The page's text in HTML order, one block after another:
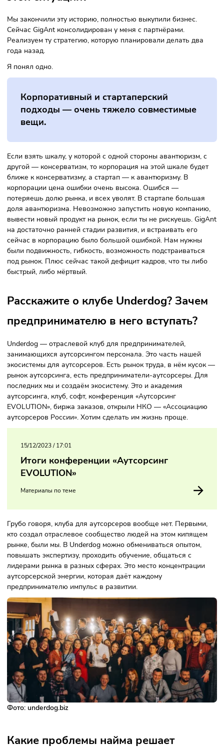
в каком-то виде сейчас?
Как развивается бизнес: ты работаешь по какой-то
искать какие-то дополнительные возможности для
масштабирования. В один момент нам показалось, что мы
хорошо поняли, как устроен рынок франшиз. Подумали,
можем помогать другим компаниям продавать
начали этим заниматься, но история не полетела.
история не пошла! Мы поняли, что нужно уходить не в
сторону коммерциализации и продаж, а в углубление
бизнеса.
Как сейчас обстоят дела по делу с
«Авито»? Что вы для себя вынесли
этой ситуации?
Мы закончили эту историю, полностью выкупили бизнес.
Реализуем ту стратегию, которую планировали делать
года назад.
Я понял одно.
Корпоративный и стартаперский
подходы — очень тяжело совместимые
вещи.
Если взять шкалу, у которой с одной стороны
ближе к консерватизму, а стартап — к авантюризму. В
корпорации цена ошибки очень высока. Ошибся —
потеряешь долю рынка, и всех уволят. В стартапе
вывести новый продукт на рынок, если ты не рискуешь.
были подвижность, гибкость, возможность
под рынок. Плюс сейчас такой дефицит кадров, что ты
быстрый, либо мёртвый.
Расскажите о клубе Underdog?
предпринимателю в него вступать?
Underdog — отраслевой клуб для предпринимателей,
занимающихся аутсорсингом персонала. Это часть нашей
экосистемы для аутсорсеров. Есть рынок труда, в нём
рынок аутсорсинга, есть предприниматели-аутсорсеры.
последних мы и создаём экосистему. Это и академия
аутсорсинга, клуб, софт, конференция «Аутсорсинг
EVOLUTION», биржа заказов, открыли НКО —
аутсорсеров России». Хотим сделать им жизнь проще.
15/12/2023/17:01